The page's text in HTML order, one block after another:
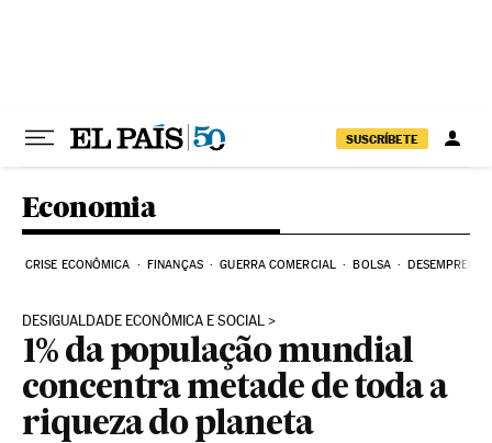
SUSCRÍBETE
Economia
CRISE ECONÔMICA FINANÇAS GUERRA COMERCIAL BOLSA DESEMPREGO
DESIGUALDADE ECONÔMICA E SOCIAL
1% da população mundial
concentra metade de toda a
riqueza do planeta